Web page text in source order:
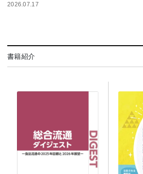
2026.07.17
書籍紹介